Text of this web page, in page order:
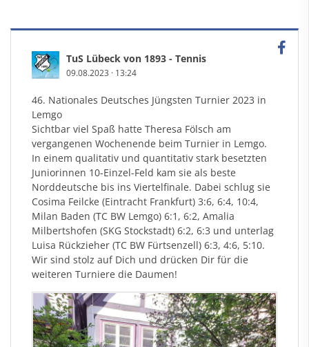
TuS Lübeck von 1893 - Tennis
09.08.2023 · 13:24
46. Nationales Deutsches Jüngsten Turnier 2023 in
Lemgo
Sichtbar viel Spaß hatte Theresa Fölsch am
vergangenen Wochenende beim Turnier in Lemgo.
In einem qualitativ und quantitativ stark besetzten
Juniorinnen 10-Einzel-Feld kam sie als beste
Norddeutsche bis ins Viertelfinale. Dabei schlug sie
Cosima Feilcke (Eintracht Frankfurt) 3:6, 6:4, 10:4,
Milan Baden (TC BW Lemgo) 6:1, 6:2, Amalia
Milbertshofen (SKG Stockstadt) 6:2, 6:3 und unterlag
Luisa Rückzieher (TC BW Fürtsenzell) 6:3, 4:6, 5:10.
Wir sind stolz auf Dich und drücken Dir für die
weiteren Turniere die Daumen!